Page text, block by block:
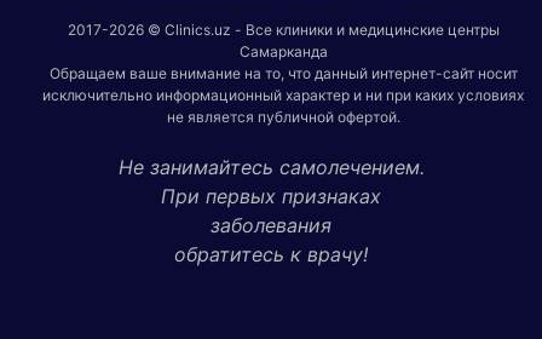
2017-2026 © Clinics.uz - Все клиники и медицинские центры
Самарканда
Обращаем ваше внимание на то, что данный интернет-сайт носит
исключительно информационный характер и ни при каких условиях
не является публичной офертой.
Не занимайтесь самолечением.
При первых признаках
заболевания
обратитесь к врачу!